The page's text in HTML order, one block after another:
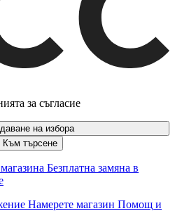
за съгласие
на избора
Към търсене
Безплатна замяна в
Намерете магазин Помощ и